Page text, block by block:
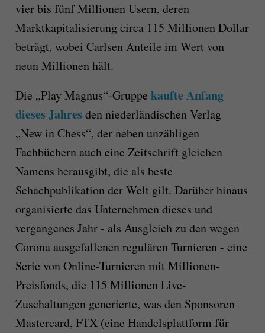
vier bis fünf Millionen Usern, deren
Marktkapitalisierung circa 115 Millionen Dollar
beträgt, wobei Carlsen Anteile im Wert von
neun Millionen hält.
Die „Play Magnus“-Gruppe kaufte Anfang
dieses Jahres den niederländischen Verlag
„New in Chess“, der neben unzähligen
Fachbüchern auch eine Zeitschrift gleichen
Namens herausgibt, die als beste
Schachpublikation der Welt gilt. Darüber hinaus
organisierte das Unternehmen dieses und
vergangenes Jahr - als Ausgleich zu den wegen
Corona ausgefallenen regulären Turnieren - eine
Serie von Online-Turnieren mit Millionen-
Preisfonds, die 115 Millionen Live-
Zuschaltungen generierte, was den Sponsoren
Mastercard, FTX (eine Handelsplattform für